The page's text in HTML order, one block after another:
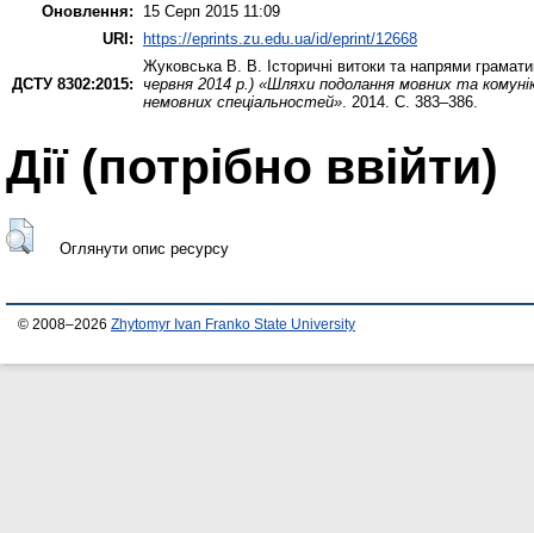
Оновлення:
15 Серп 2015 11:09
URI: https://eprints.zu.edu.ua/id/eprint/12668
ДСТУ 8302:2015:
Жуковська В. В.
Історичні витоки та напрями
червня 2014 р.) «Шляхи подолання мовних та
немовних спеціальностей» . 2014. С. 383–386.
Дії ​​(потрібно ввійти)
Оглянути опис ресурсу
© 2008–2026 Zhytomyr Ivan Franko State University